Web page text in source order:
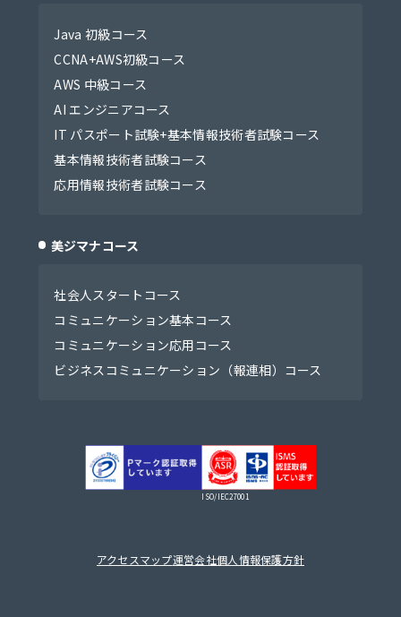
Java 初級コース
CCNA+AWS初級コース
AWS 中級コース
AI エンジニアコース
IT パスポート試験+基本情報技術者試験コース
基本情報技術者試験コース
応用情報技術者試験コース
美ジマナコース
社会人スタートコース
コミュニケーション基本コース
コミュニケーション応用コース
ビジネスコミュニケーション（報連相）コース
ISO/IEC27001
アクセスマップ運営会社個人情報保護方針